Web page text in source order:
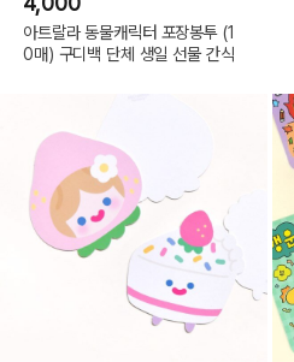
아트랄라 동물캐릭터 포장봉투 (1
0매) 구디백 단체 생일 선물 간식